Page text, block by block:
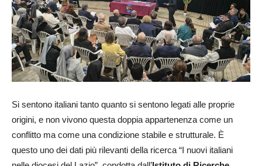
Si sentono italiani tanto quanto si sentono legati alle proprie
origini, e non vivono questa doppia appartenenza come un
conflitto ma come una condizione stabile e strutturale. È
questo uno dei dati più rilevanti della ricerca “I nuovi italiani